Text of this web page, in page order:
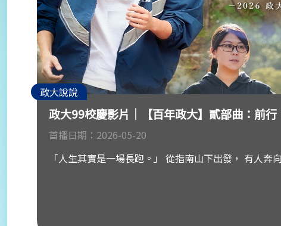
政大說說
政大99校慶影片│【百年政大】貳部曲：前行
首播日期：2026-05-20
「人生其實是一場長跑。」 從指南山下出發， 有人